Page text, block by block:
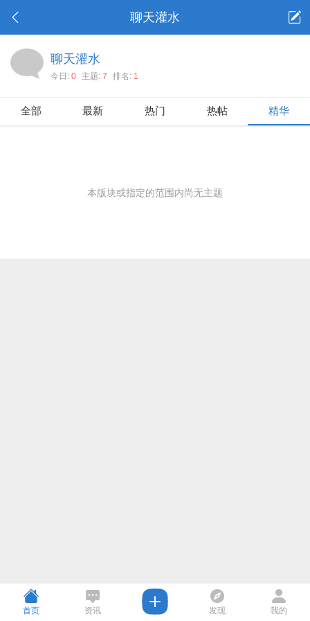
聊天灌水
聊天灌水
今日: 0 主题: 7 排名: 1
全部 最新 热门 热帖 精华
本版块或指定的范围内尚无主题
首页 资讯 发现 我的